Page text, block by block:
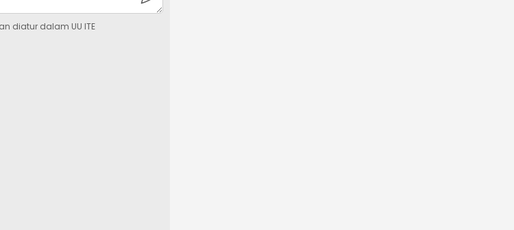
diatur dalam UU ITE